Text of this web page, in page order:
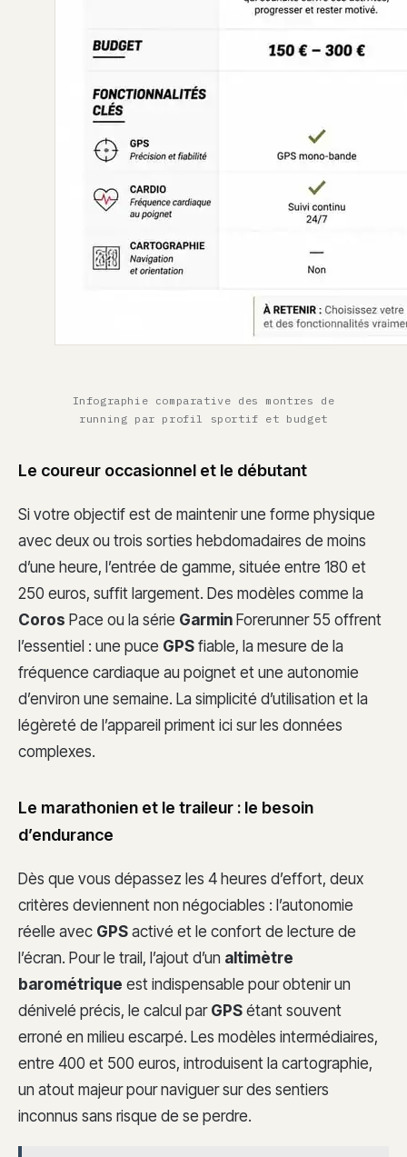
Infographie comparative des montres de
running par profil sportif et budget
Le coureur occasionnel et le débutant
Si votre objectif est de maintenir une forme physique
avec deux ou trois sorties hebdomadaires de moins
d’une heure, l’entrée de gamme, située entre 180 et
250 euros, suffit largement. Des modèles comme la
Coros Pace ou la série Garmin Forerunner 55 offrent
l’essentiel : une puce GPS fiable, la mesure de la
fréquence cardiaque au poignet et une autonomie
d’environ une semaine. La simplicité d’utilisation et la
légèreté de l’appareil priment ici sur les données
complexes.
Le marathonien et le traileur : le besoin
d’endurance
Dès que vous dépassez les 4 heures d’effort, deux
critères deviennent non négociables : l’autonomie
réelle avec GPS activé et le confort de lecture de
l’écran. Pour le trail, l’ajout d’un altimètre
barométrique est indispensable pour obtenir un
dénivelé précis, le calcul par GPS étant souvent
erroné en milieu escarpé. Les modèles intermédiaires,
entre 400 et 500 euros, introduisent la cartographie,
un atout majeur pour naviguer sur des sentiers
inconnus sans risque de se perdre.